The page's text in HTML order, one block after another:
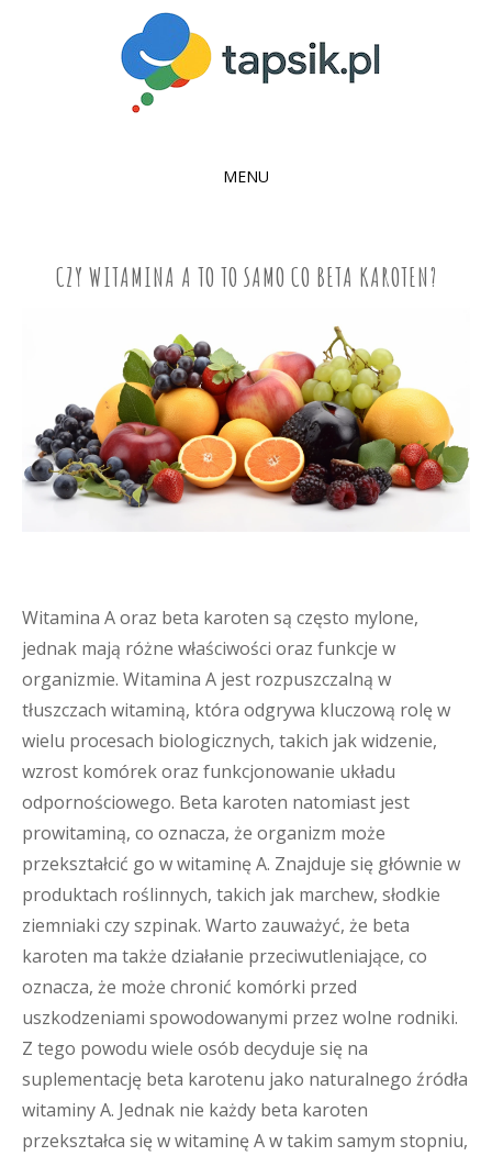
MENU
CONTENT
CZY WITAMINA A TO TO SAMO CO BETA KAROTEN?
Witamina A oraz beta karoten są często mylone,
jednak mają różne właściwości oraz funkcje w
organizmie. Witamina A jest rozpuszczalną w
tłuszczach witaminą, która odgrywa kluczową rolę w
wielu procesach biologicznych, takich jak widzenie,
wzrost komórek oraz funkcjonowanie układu
odpornościowego. Beta karoten natomiast jest
prowitaminą, co oznacza, że organizm może
przekształcić go w witaminę A. Znajduje się głównie w
produktach roślinnych, takich jak marchew, słodkie
ziemniaki czy szpinak. Warto zauważyć, że beta
karoten ma także działanie przeciwutleniające, co
oznacza, że może chronić komórki przed
uszkodzeniami spowodowanymi przez wolne rodniki.
Z tego powodu wiele osób decyduje się na
suplementację beta karotenu jako naturalnego źródła
witaminy A. Jednak nie każdy beta karoten
przekształca się w witaminę A w takim samym stopniu,